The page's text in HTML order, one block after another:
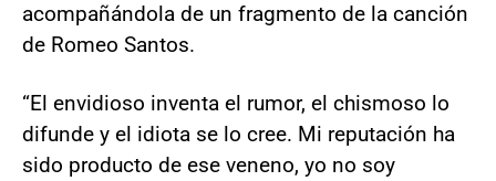
acompañándola de un fragmento de la canción
de Romeo Santos.
“El envidioso inventa el rumor, el chismoso lo
difunde y el idiota se lo cree. Mi reputación ha
sido producto de ese veneno, yo no soy